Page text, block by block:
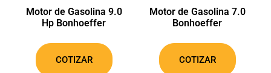
Motor de Gasolina 9.0
Hp Bonhoeffer
COTIZAR
Motor de Gasolina 7.0
Bonhoeffer
COTIZAR